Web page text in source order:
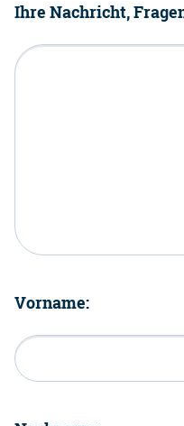
Ihre Nachricht,
Vorname: